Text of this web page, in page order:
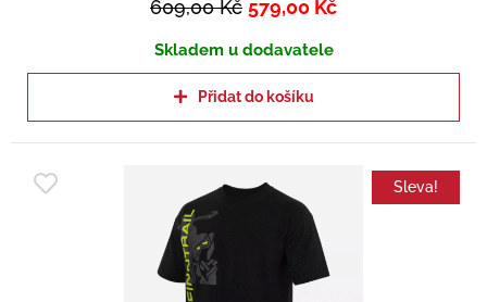
609,00Kč 579,00 Kč
Skladem u dodavatele
Přidat do košíku
Sleva!